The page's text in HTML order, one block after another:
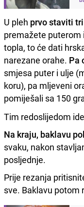
U pleh prvo staviti
premažete puterom
topla, to će dati
narezane orahe. Pa
smjesa puter i ulje
koru), pa mljeveni
pomiješali sa 150
Tim redoslijedom
Na kraju, baklavu
svaku, nakon
posljednje.
Prije rezanja
sve. Baklavu potom